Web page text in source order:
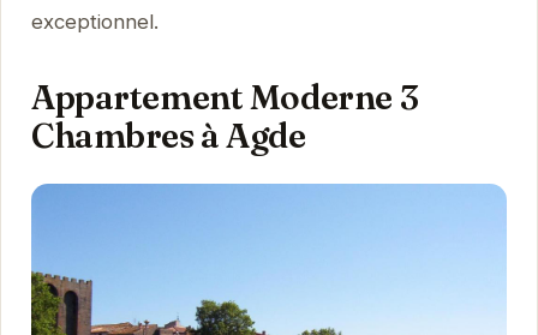
exceptionnel.
Appartement Moderne 3
Chambres à Agde